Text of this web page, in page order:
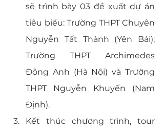
sẽ trình bày 03 đề xuất dự án
tiêu biểu: Trường THPT Chuyên
Nguyễn Tất Thành (Yên Bái);
Trường THPT Archimedes
Đông Anh (Hà Nội) và Trường
THPT Nguyễn Khuyến (Nam
Định).
Kết thúc chương trình, tour